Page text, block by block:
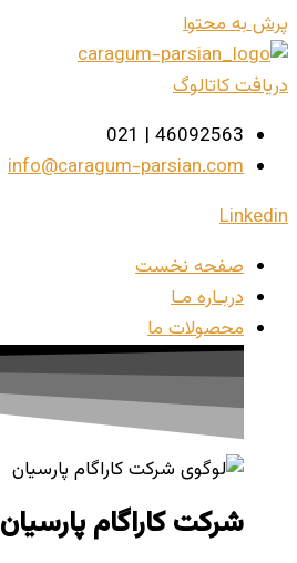
پرش به محتوا
دریافت کاتالوگ
46092563 | 021
info@caragum-parsian.com
Linkedin
صفحه نخست
دربـاره مـا
محصولات ما
شرکت کاراگام پارسیان